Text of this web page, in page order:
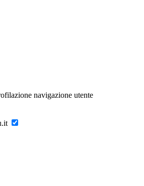
navigazione utente